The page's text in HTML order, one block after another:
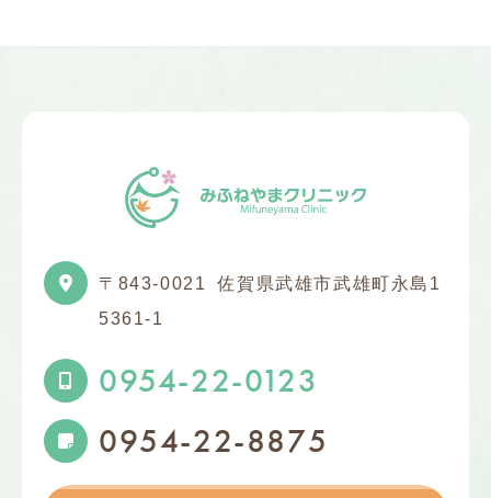
〒843-0021
佐賀県武雄市武雄町永島1
5361-1
0954-22-0123
0954-22-8875